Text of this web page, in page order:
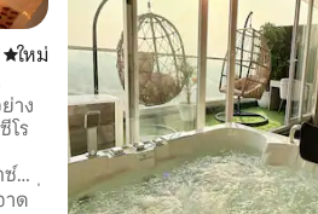
ที่พักใหม่
ใหม่
าง
โร
ซ์
นที่
าด